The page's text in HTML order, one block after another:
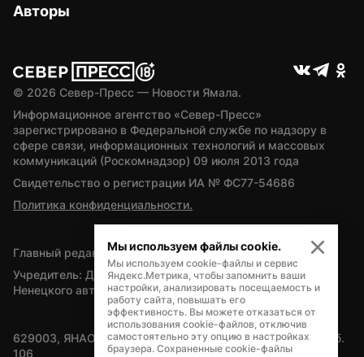
Авторы
© 2026 Север-Пресс — Новости Ямала.
Информационное агентство «Север-Пресс»
зарегистрировано в Федеральной службе по надзору в
сфере связи, информационных технологий и массовых
коммуникаций (Роскомнадзор) 09 июля 2013 года
Свидетельство о регистрации ИА № ФС77-54686
Политика конфиденциальности.
Главный редактор — А.Л. Поздеев
Учредитель: Департамент внутренней политики Ямало-
Ненецкого автономного округа
629003, ЯНАО, Салехард, мкр. Богдана Кнунянца, д.1, каб.
106
Мы используем файлы cookie.
Мы используем cookie-файлы и сервис
Яндекс.Метрика, чтобы запомнить ваши
настройки, анализировать посещаемость и
работу сайта, повышать его
эффективность. Вы можете отказаться от
использования cookie-файлов, отключив
самостоятельно эту опцию в настройках
браузера. Сохраненные cookie-файлы